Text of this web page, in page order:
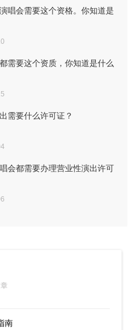
唱会需要这个资格。你知道是
需要这个资质，你知道是什么
需要什么许可证？
会都需要办理营业性演出许可
南